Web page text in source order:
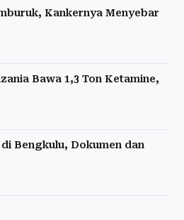
Kankernya Menyebar
Bawa 1,3 Ton Ketamine,
Bengkulu, Dokumen dan